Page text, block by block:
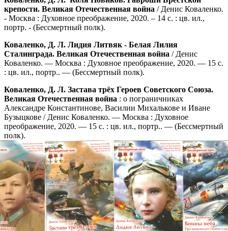
крепости. Великая Отечественная война / Денис Коваленко.
- Москва : Духовное преображение, 2020. – 14 с. : цв. ил.,
портр. - (Бессмертный полк).
Коваленко, Д. Л. Лидия Литвяк - Белая Лилия
Сталинграда. Великая Отечественная война / Денис
Коваленко. — Москва : Духовное преображение, 2020. — 15 с.
: цв. ил., портр.. — (Бессмертный полк).
Коваленко, Д. Л. Застава трёх Героев Советского Союза.
Великая Отечественная война : о пограничниках
Александре Константинове, Василии Михалькове и Иване
Бузыцкове / Денис Коваленко. — Москва : Духовное
преображение, 2020. — 15 с. : цв. ил., портр.. — (Бессмертный
полк).